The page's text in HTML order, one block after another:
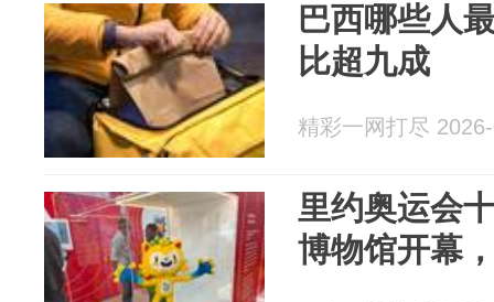
巴西哪些人
比超九成
精彩一网打尽
里约奥运会
博物馆开幕